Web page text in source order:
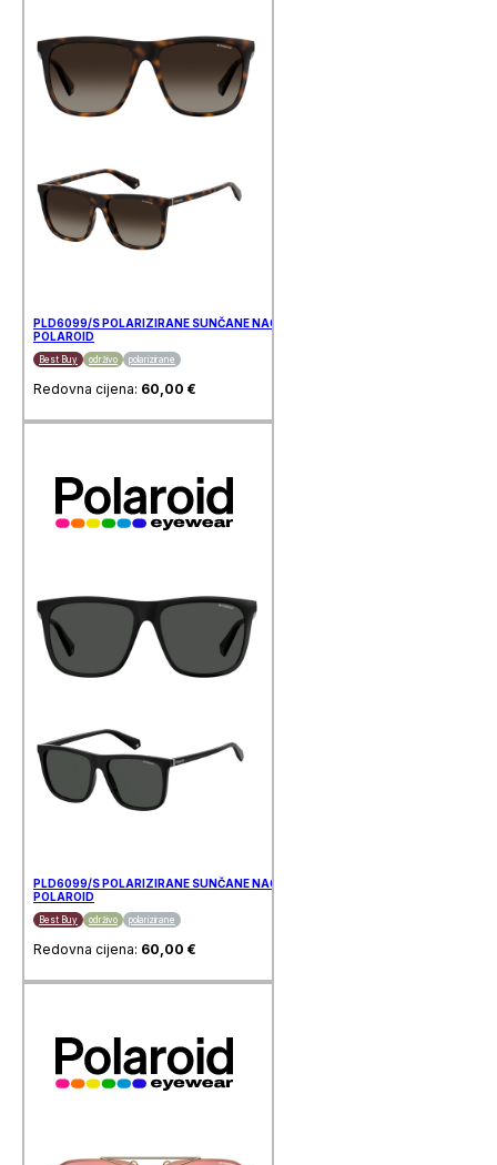
PLD6099/S POLARIZIRANE SUNČANE NAOČALE
POLAROID
Best Buy održivo polarizirane
Redovna cijena: 60,00 €
PLD6099/S POLARIZIRANE SUNČANE NAOČALE
POLAROID
Best Buy održivo polarizirane
Redovna cijena: 60,00 €